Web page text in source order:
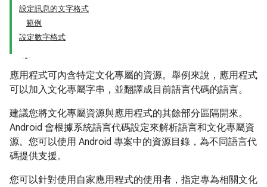
設定訊息的文字格式
範例
設定數字格式
應用程式可內含特定文化專屬的資源。舉例來說，應用程式
可以加入文化專屬字串，並翻譯成目前語言代碼的語言。
建議您將文化專屬資源與應用程式的其餘部分區隔開來。
Android 會根據系統語言代碼設定來解析語言和文化專屬資
源。您可以使用 Android 專案中的資源目錄，為不同語言代
碼提供支援。
您可以針對使用自家應用程式的使用者，指定專為相關文化